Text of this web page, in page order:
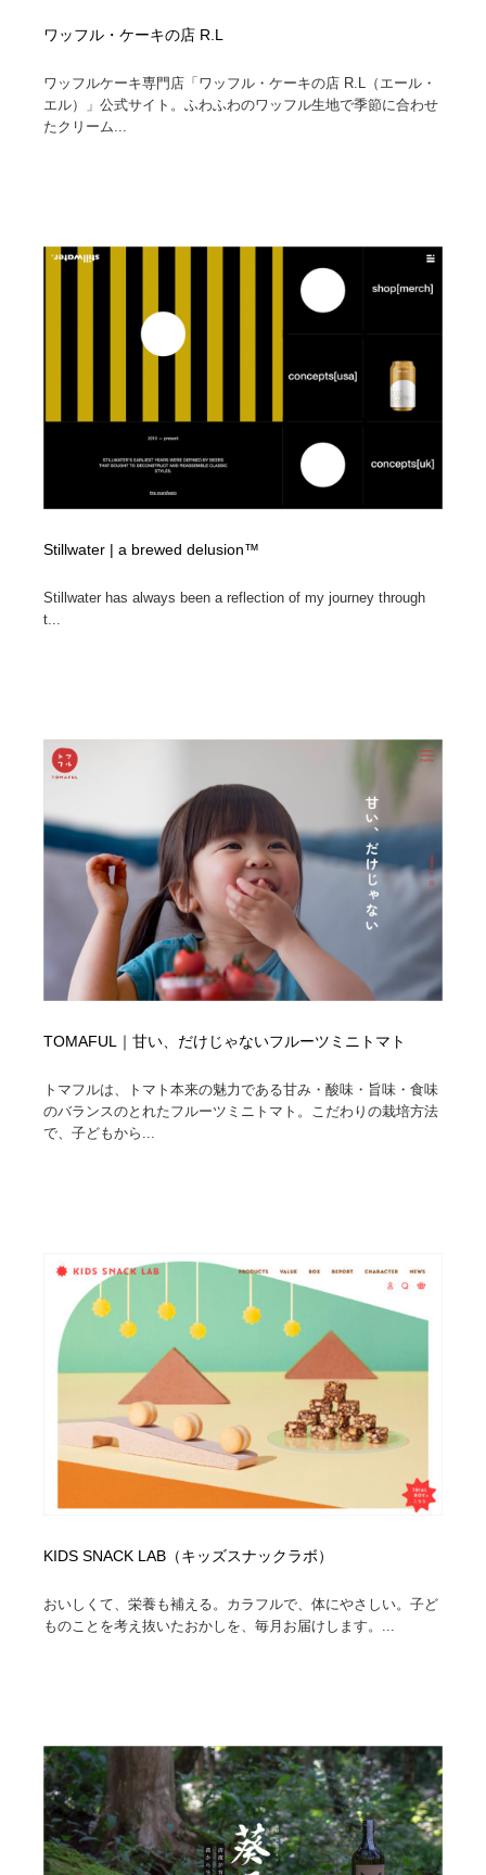
ワッフル・ケーキの店 R.L
ワッフルケーキ専門店「ワッフル・ケーキの店 R.L（エール・
エル）」公式サイト。ふわふわのワッフル生地で季節に合わせ
たクリーム...
Stillwater | a brewed delusion™
Stillwater has always been a reflection of my journey through
t...
TOMAFUL｜甘い、だけじゃないフルーツミニトマト
トマフルは、トマト本来の魅力である甘み・酸味・旨味・食味
のバランスのとれたフルーツミニトマト。こだわりの栽培方法
で、子どもから...
KIDS SNACK LAB（キッズスナックラボ）
おいしくて、栄養も補える。カラフルで、体にやさしい。子ど
ものことを考え抜いたおかしを、毎月お届けします。...